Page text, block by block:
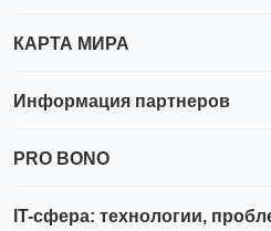
КАРТА МИРА
Информация партнеров
PRO BONO
IT-сфера: технологии,